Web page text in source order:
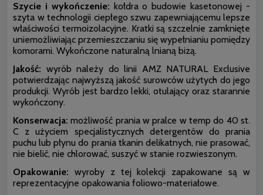
Szycie i wykończenie: kołdra o budowie kasetonowej -
szyta w technologii ciepłego szwu zapewniającemu lepsze
właściwości termoizolacyjne. Kratki są szczelnie zamknięte
uniemożliwiając przemieszczaniu się wypełnianiu pomiędzy
komorami. Wykończone naturalną lnianą bizą.
Jakość: wyrób należy do linii AMZ NATURAL Exclusive
potwierdzając najwyższą jakość surowców użytych do jego
produkcji. Wyrób jest bardzo lekki, otulający oraz starannie
wykończony.
Konserwacja:możliwość prania w pralce w temp do 40 st.
C z użyciem specjalistycznych detergentów do prania
puchu lub płynu do prania tkanin delikatnych, nie prasować,
nie bielić, nie chlorować, suszyć w stanie rozwieszonym.
Opakowanie: wyroby z tej kolekcji zapakowane są w
reprezentacyjne opakowania foliowo-materiałowe.